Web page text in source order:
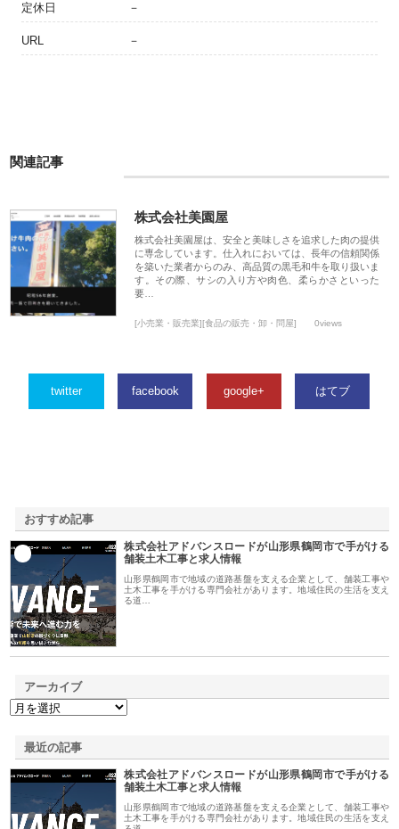
定休日 －
URL －
関連記事
株式会社美園屋
株式会社美園屋は、安全と美味しさを追求した肉の提供
に専念しています。仕入れにおいては、長年の信頼関係
を築いた業者からのみ、高品質の黒毛和牛を取り扱いま
す。その際、サシの入り方や肉色、柔らかさといった
要…
[小売業・販売業][食品の販売・卸・問屋] 0views
twitter facebook google+ はてブ
おすすめ記事
株式会社アドバンスロードが山形県鶴岡市で手がける
舗装土木工事と求人情報
山形県鶴岡市で地域の道路基盤を支える企業として、舗装工事や
土木工事を手がける専門会社があります。地域住民の生活を支え
る道…
アーカイブ
最近の記事
株式会社アドバンスロードが山形県鶴岡市で手がける
舗装土木工事と求人情報
山形県鶴岡市で地域の道路基盤を支える企業として、舗装工事や
土木工事を手がける専門会社があります。地域住民の生活を支え